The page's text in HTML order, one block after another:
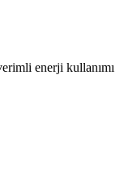
enerji kullanımı